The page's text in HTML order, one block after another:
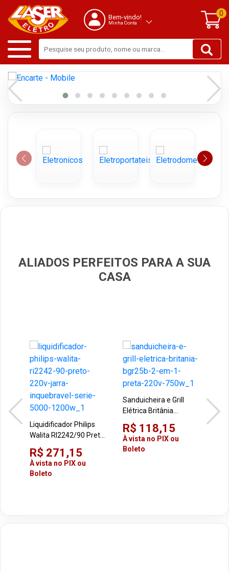
Bem-vindo!
Minha Conta
0
ALIADOS PERFEITOS PARA A SUA
CASA
Liquidificador Philips
Walita RI2242/90 Preto
220V Jarra Inquebrável
Série 5000 1200W
R$ 271,15
À vista no PIX ou
Boleto
Sanduicheira e Grill
Elétrica Britânia
BGR25B 2 em 1 Preta
220V 750W
R$ 118,15
À vista no PIX ou
Boleto